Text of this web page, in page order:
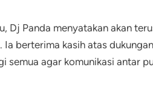
Dj Panda menyatakan akan
Ia berterima kasih atas
semua agar komunikasi antar